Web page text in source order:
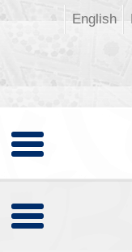
English